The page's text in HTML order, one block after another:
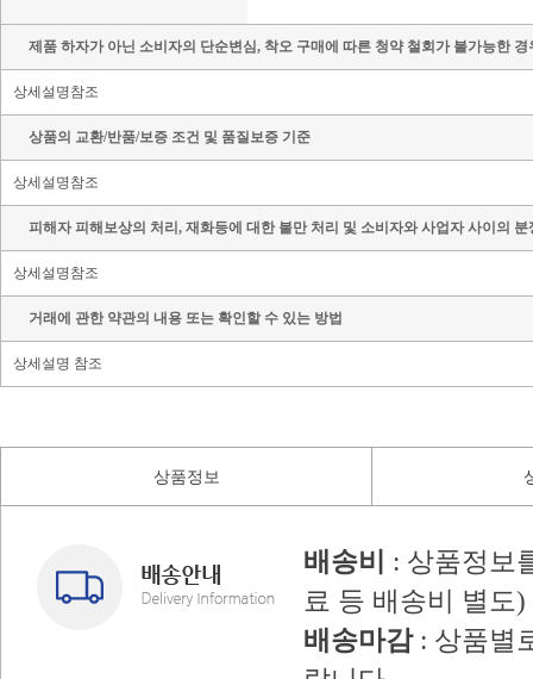
제품 하자가 아닌 소비자의 단순변심, 착오 구매에 따른 청약 철회가 불가능한
상세설명참조
상품의 교환/반품/보증 조건 및 품질보증 기준
상세설명참조
피해자 피해보상의 처리, 재화등에 대한 불만 처리 및 소비자와 사업자 사이의
상세설명참조
거래에 관한 약관의 내용 또는 확인할 수 있는 방법
상세설명 참조
상품정보
배송비
: 상품정보
료 등 배송비 별도)
배송마감: 상품별